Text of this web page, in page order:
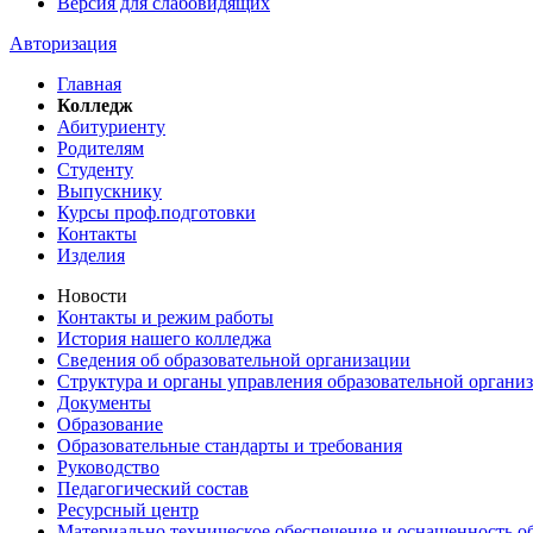
Авторизация
Главная
Колледж
Абитуриенту
Родителям
Студенту
Выпускнику
Курсы проф.подготовки
Контакты
Изделия
Новости
Контакты и режим работы
История нашего колледжа
Сведения об образовательной организации
Структура и органы управления образовательной
Документы
Образование
Образовательные стандарты и требования
Руководство
Педагогический состав
Ресурсный центр